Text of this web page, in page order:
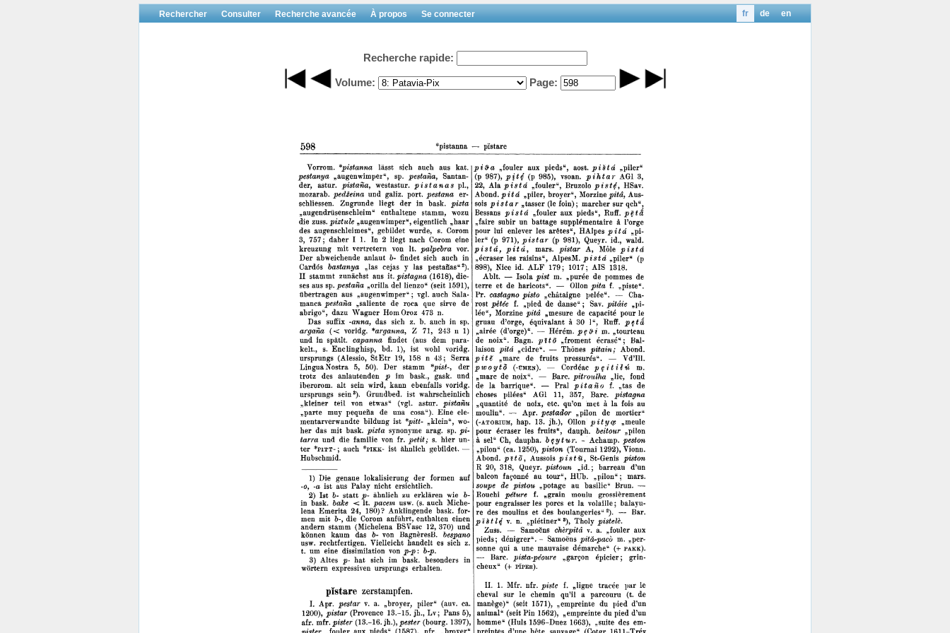
Rechercher Consulter Recherche avancée À propos Se connecter en
de
fr
Recherche rapide:
Volume: Page: